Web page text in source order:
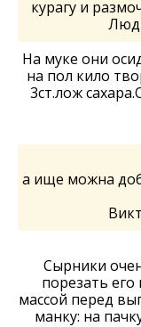
курагу и
На муке они
на пол кило
3ст.лож
а ище можна
Сырники
порезать
массой перед
манку: на